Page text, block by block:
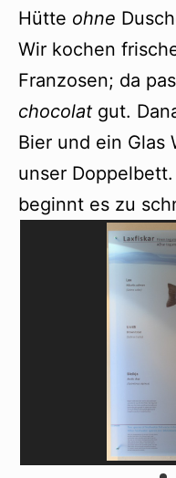
Hütte ohne
Wir kochen
Franzosen; da
chocolat gut.
Bier und ein Glas
unser
beginnt es zu